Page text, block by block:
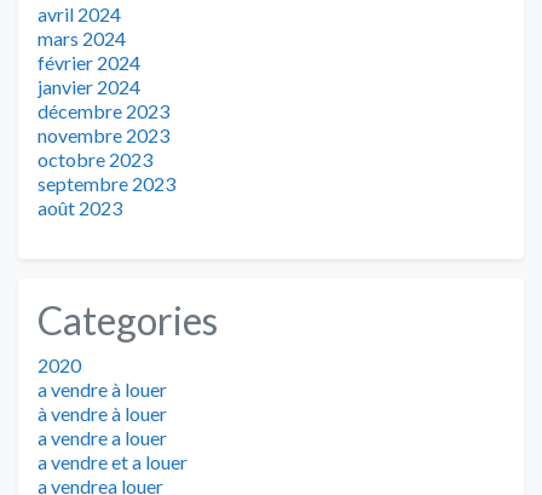
avril 2024
mars 2024
février 2024
janvier 2024
décembre 2023
novembre 2023
octobre 2023
septembre 2023
août 2023
Categories
2020
a vendre à louer
à vendre à louer
a vendre a louer
a vendre et a louer
a vendrea louer